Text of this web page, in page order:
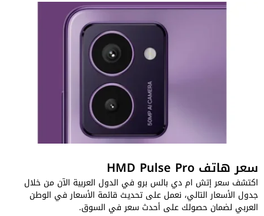
سعر هاتف HMD Pulse Pro
اكتشف سعر إتش ام دي بالس برو في الدول العربية الآن من خلال
جدول الأسعار التالي، نعمل على تحديث قائمة الأسعار في الوطن
العربي لضمان حصولك على أحدث سعر في السوق.